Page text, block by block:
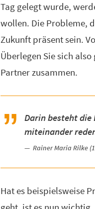
Tag gelegt wurde,
wollen. Die Probleme,
Zukunft präsent sein.
Überlegen Sie sich
Partner zusammen.
Darin besteht die
miteinander
Rainer Maria Rilke
Hat es beispielsweise